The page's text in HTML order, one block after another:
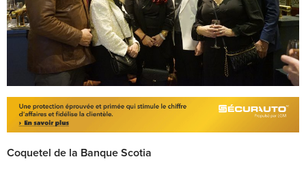
Coquetel de la Banque Scotia